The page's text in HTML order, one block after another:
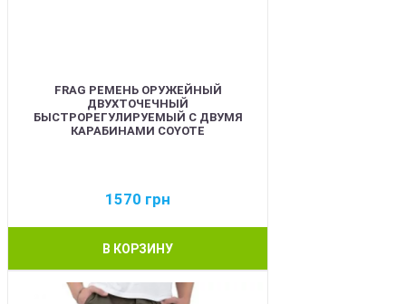
FRAG РЕМЕНЬ ОРУЖЕЙНЫЙ
ДВУХТОЧЕЧНЫЙ
БЫСТРОРЕГУЛИРУЕМЫЙ С ДВУМЯ
КАРАБИНАМИ COYOTE
1570 грн
В КОРЗИНУ